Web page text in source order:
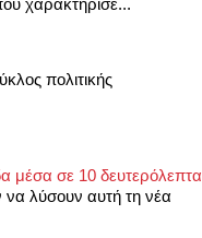
χαρακτήρισε...
πολιτικής
μέσα σε 10 δευτερόλεπτα
να λύσουν αυτή τη νέα